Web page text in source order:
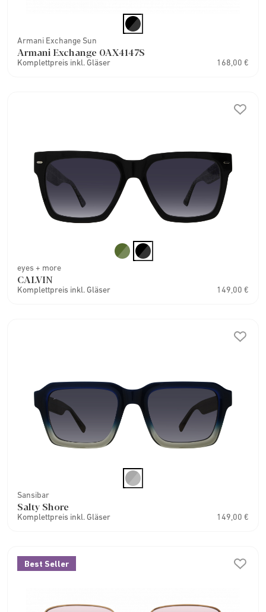
Armani Exchange Sun
Armani Exchange 0AX4147S
Komplettpreis inkl. Gläser 168,00 €
eyes + more
CALVIN
Komplettpreis inkl. Gläser 149,00 €
Sansibar
Salty Shore
Komplettpreis inkl. Gläser 149,00 €
Best Seller